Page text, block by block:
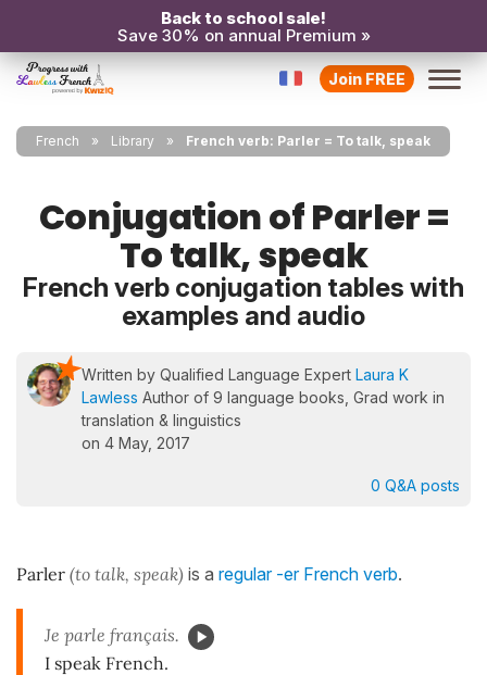
Back to school sale!
Save 30% on annual Premium »
Join FREE
French Library French verb: Parler = To talk, speak
Conjugation of Parler =
To talk, speak
French verb conjugation tables with
examples and audio
Written by Qualified Language Expert Laura K
Lawless Author of 9 language books, Grad work in
translation & linguistics
on 4 May, 2017
0 Q&A posts
Parler (to talk, speak) is a regular -er French verb.
Je parle français.
I speak French.